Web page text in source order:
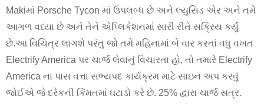
Makiમાં Porsche Tycon માં ઉપલબ્ધ છે અને લ્યુસિડ એર અને તમે
આગળ વધ્યા છે અને તેને એપ્લિકેશનમાં સારી રીતે સક્રિય કર્યું
છે.આ વિચિત્ર લાગશે પરંતુ જો તમે મહિનામાં બે વાર કરતાં વધુ વખત
Electrify America પર ચાર્જ લેવાનું વિચારતા હો, તો તમારે Electrify
America ના પાસ વત્તા સભ્યપદ કાર્યક્રમ માટે સાઇન અપ કરવું
જોઈએ જે દરેકની કિંમતમાં ઘટાડો કરે છે. 25% દ્વારા ચાર્જ સત્ર.